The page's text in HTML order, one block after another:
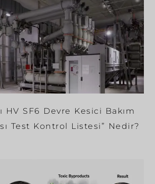
HV SF6 Devre Kesici Bakım
Test Kontrol Listesi” Nedir?